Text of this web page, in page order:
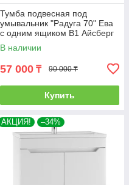
Тумба подвесная под
умывальник "Радуга 70" Ева
с одним ящиком В1 Айсберг
В наличии
57 000 ₸ 90 000 ₸
Купить
АКЦИЯ! –34%